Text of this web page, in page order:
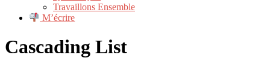
Travaillons Ensemble
M’écrire
Cascading List